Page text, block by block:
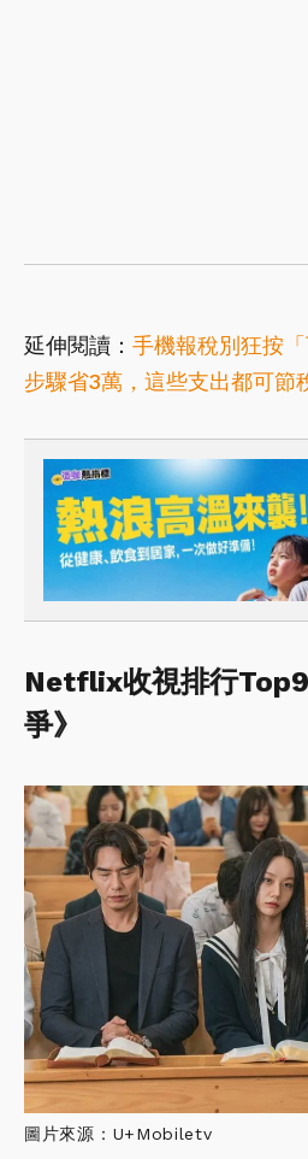
延伸閱讀： 手機報稅別狂按
步驟省3萬，這些支出都可節
Netflix收視排行
爭》
圖片來源：U+Mobiletv